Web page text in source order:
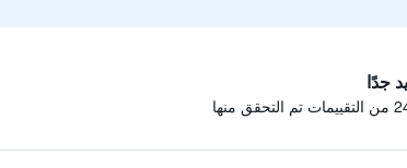
جدًا
التحقق منها